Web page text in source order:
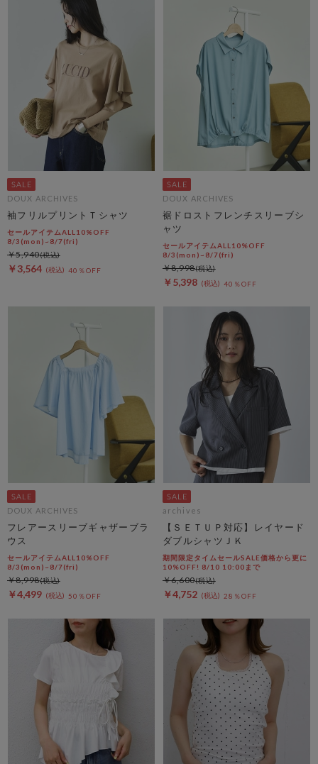
DOUX ARCHIVES
袖フリルプリントＴシャツ
セールアイテムALL10%OFF
8/3(mon)~8/7(fri)
￥3,564 40％OFF
￥5,940
DOUX ARCHIVES
裾ドロストフレンチスリーブシ
ャツ
セールアイテムALL10%OFF
8/3(mon)~8/7(fri)
￥5,398 40％OFF
￥8,998
DOUX ARCHIVES
フレアースリーブギャザーブラ
ウス
セールアイテムALL10%OFF
8/3(mon)~8/7(fri)
￥4,499 50％OFF
￥8,998
archives
【ＳＥＴＵＰ対応】レイヤード
ダブルシャツＪＫ
期間限定タイムセールSALE価格から更に
10%OFF! 8/10 10:00まで
￥4,752 28％OFF
￥6,600